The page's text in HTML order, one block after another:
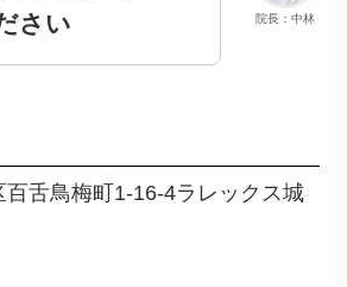
院長：中林
さい
百舌鳥梅町1-16-4ラレックス城